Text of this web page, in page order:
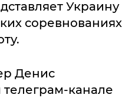
Украину
соревнованиях
Денис
телеграм-канале